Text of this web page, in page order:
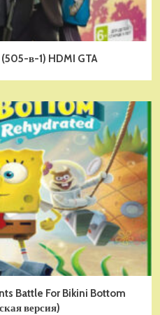
в-1) HDMI GTA
Battle For Bikini Bottom
версия)